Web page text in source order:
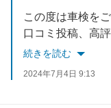
口コミ投稿、高
大満足というお
続きを読む
2024年7月4日 9:13